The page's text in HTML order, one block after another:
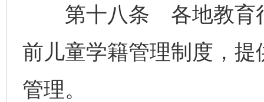
第十八条 各地教育行
前儿童学籍管理制度，
管理。